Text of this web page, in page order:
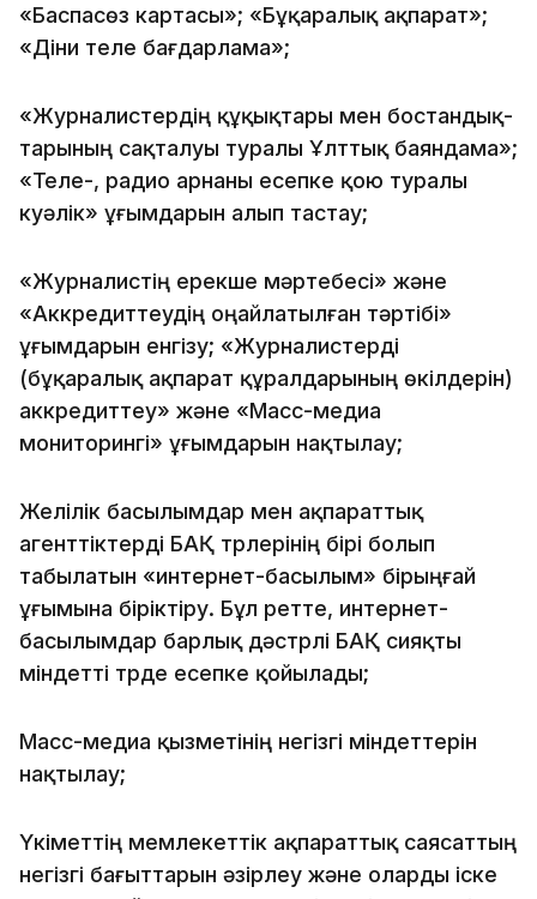
«Баспасөз картасы»; «Бұқаралық ақпарат»;
«Діни теле бағдарлама»;
«Журналистердің құқықтары мен бостандық-
тарының сақталуы туралы Ұлттық баяндама»;
«Теле-, радио арнаны есепке қою туралы
куәлік» ұғымдарын алып тастау;
«Журналистің ерекше мәртебесі» және
«Аккредиттеудің оңайлатылған тәртібі»
ұғымдарын енгізу; «Журналистерді
(бұқаралық ақпарат құралдарының өкілдерін)
аккредиттеу» және «Масс-медиа
мониторингі» ұғымдарын нақтылау;
Желілік басылымдар мен ақпараттық
агенттіктерді БАҚ түрлерінің бірі болып
табылатын «интернет-басылым» бірыңғай
ұғымына біріктіру. Бұл ретте, интернет-
басылымдар барлық дәстүрлі БАҚ сияқты
міндетті түрде есепке қойылады;
Масс-медиа қызметінің негізгі міндеттерін
нақтылау;
Үкіметтің мемлекеттік ақпараттық саясаттың
негізгі бағыттарын әзірлеу және оларды іске